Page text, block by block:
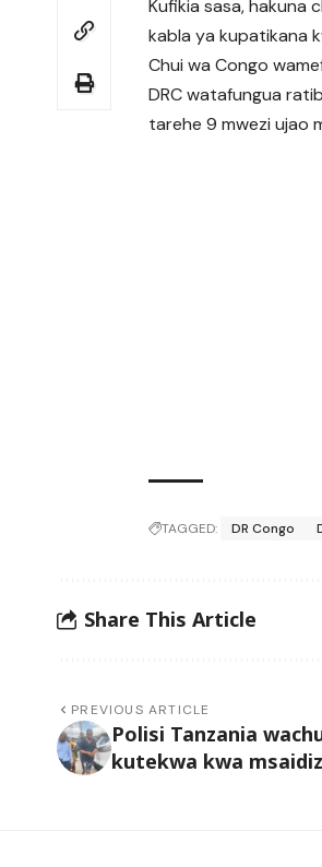
Kufikia sasa, hakuna
kabla ya kupatikana
Chui wa Congo
DRC watafungua
tarehe 9 mwezi ujao
TAGGED: DR Congo
Share This Article
PREVIOUS ARTICLE
Polisi Tanzania
kutekwa kwa